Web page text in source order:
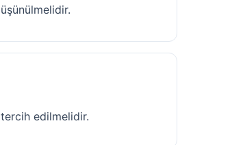
tercih edilmelidir.